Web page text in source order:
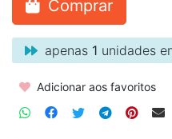
Comprar
apenas 1 unidades
Adicionar aos favoritos